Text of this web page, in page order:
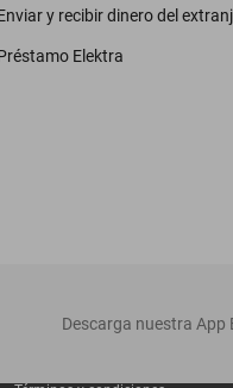
y recibir dinero del
Elektra
Descarga nuestra App